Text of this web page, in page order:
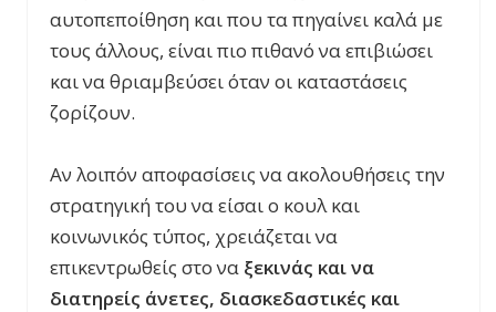
αυτοπεποίθηση και που τα πηγαίνει καλά με
τους άλλους, είναι πιο πιθανό να επιβιώσει
και να θριαμβεύσει όταν οι καταστάσεις
ζορίζουν.
Αν λοιπόν αποφασίσεις να ακολουθήσεις την
στρατηγική του να είσαι ο κουλ και
κοινωνικός τύπος, χρειάζεται να
επικεντρωθείς στο να ξεκινάς και να
διατηρείς άνετες, διασκεδαστικές και